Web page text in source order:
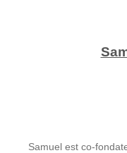
Samuel est co-